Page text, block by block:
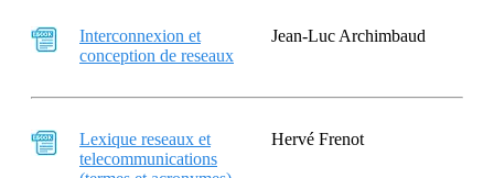
Interconnexion et
conception de reseaux
Jean-Luc Archimbaud
Lexique reseaux et
telecommunications
Hervé Frenot